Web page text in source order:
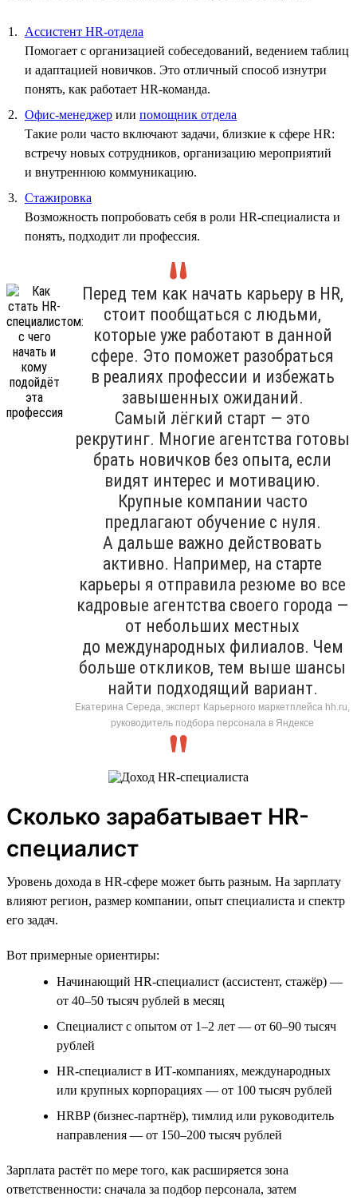
Ассистент HR-отдела
Помогает с организацией собеседований, ведением таблиц
и адаптацией новичков. Это отличный способ изнутри
понять, как работает HR-команда.
Офис-менеджер или помощник отдела
Такие роли часто включают задачи, близкие к сфере HR:
встречу новых сотрудников, организацию мероприятий
и внутреннюю коммуникацию.
Стажировка
Возможность попробовать себя в роли HR-специалиста и
понять, подходит ли профессия.
Перед тем как начать карьеру в HR,
стоит пообщаться с людьми,
которые уже работают в данной
сфере. Это поможет разобраться
в реалиях профессии и избежать
завышенных ожиданий.
Самый лёгкий старт — это
рекрутинг. Многие агентства готовы
брать новичков без опыта, если
видят интерес и мотивацию.
Крупные компании часто
предлагают обучение с нуля.
А дальше важно действовать
активно. Например, на старте
карьеры я отправила резюме во все
кадровые агентства своего города —
от небольших местных
до международных филиалов. Чем
больше откликов, тем выше шансы
найти подходящий вариант.
Екатерина Середа, эксперт Карьерного маркетплейса hh.ru,
руководитель подбора персонала в Яндексе
Сколько зарабатывает HR-
специалист
Уровень дохода в HR-сфере может быть разным. На зарплату
влияют регион, размер компании, опыт специалиста и спектр
его задач.
Вот примерные ориентиры:
Начинающий HR-специалист (ассистент, стажёр) —
от 40–50 тысяч рублей в месяц
Специалист с опытом от 1–2 лет — от 60–90 тысяч
рублей
HR-специалист в ИТ-компаниях, международных
или крупных корпорациях — от 100 тысяч рублей
HRBP (бизнес-партнёр), тимлид или руководитель
направления — от 150–200 тысяч рублей
Зарплата растёт по мере того, как расширяется зона
ответственности: сначала за подбор персонала, затем